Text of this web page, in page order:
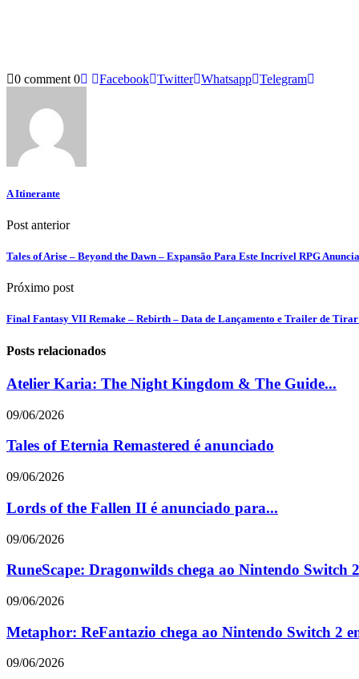
0 comment 0 Facebook Twitter Whatsapp Telegram
A Itinerante
Post anterior
Tales of Arise – Beyond the Dawn – Expansão Para Este Incrível RPG
Próximo post
Final Fantasy VII Remake – Rebirth – Data de Lançamento e Trailer de
Posts relacionados
Atelier Karia: The Night Kingdom & The Guide...
09/06/2026
Tales of Eternia Remastered é anunciado
09/06/2026
Lords of the Fallen II é anunciado para...
09/06/2026
RuneScape: Dragonwilds chega ao Nintendo Switch
09/06/2026
Metaphor: ReFantazio chega ao Nintendo Switch 2
09/06/2026